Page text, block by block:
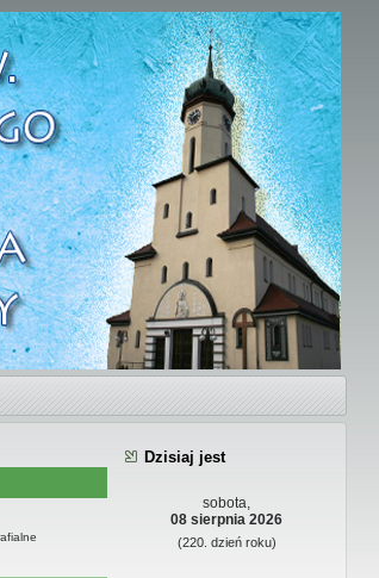
Dzisiaj jest
sobota,
08 sierpnia 2026
(220. dzień roku)